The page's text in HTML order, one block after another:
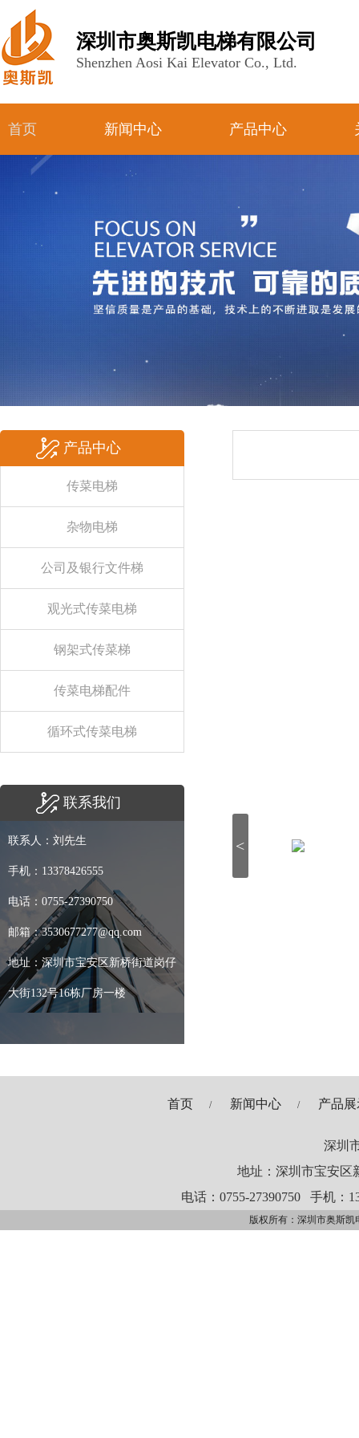
深圳市奥斯凯电梯有限公司
Shenzhen Aosi Kai Elevator Co., Ltd.
首页 新闻中心 产品中心
产品中心
传菜电梯
杂物电梯
公司及银行文件梯
观光式传菜电梯
钢架式传菜梯
传菜电梯配件
循环式传菜电梯
联系我们
联系人：刘先生
手机：13378426555
电话：0755-27390750
邮箱：3530677277@qq.com
地址：深圳市宝安区新桥街道岗仔
大街132号16栋厂房一楼
<
首页 / 新闻中心 / 产品
深圳
地址：深圳市宝安区
电话：0755-27390750手机：
版权所有：深圳市奥斯